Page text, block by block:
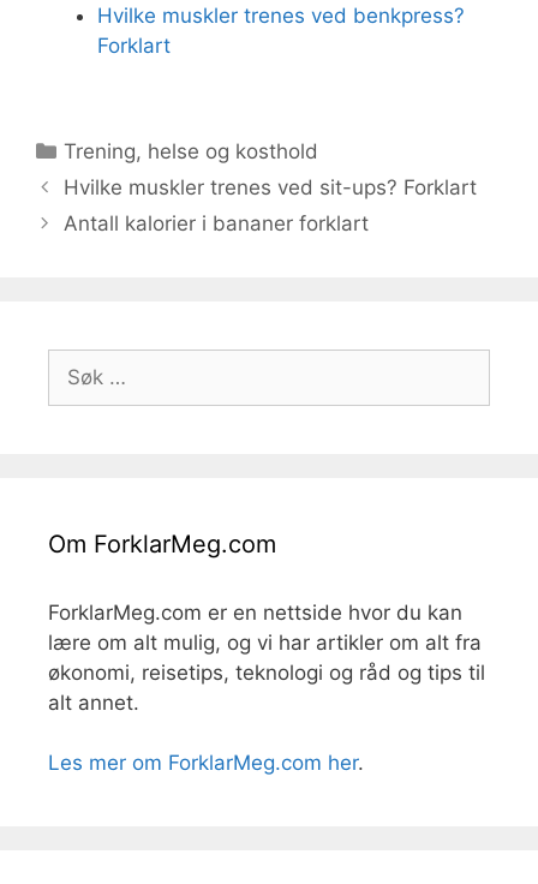
Hvilke muskler trenes ved benkpress?
Forklart
Kategorier
Trening, helse og kosthold
Hvilke muskler trenes ved sit-ups? Forklart
Antall kalorier i bananer forklart
etter:
Om ForklarMeg.com
ForklarMeg.com er en nettside hvor du kan
lære om alt mulig, og vi har artikler om alt fra
økonomi, reisetips, teknologi og råd og tips til
alt annet.
Les mer om ForklarMeg.com her.